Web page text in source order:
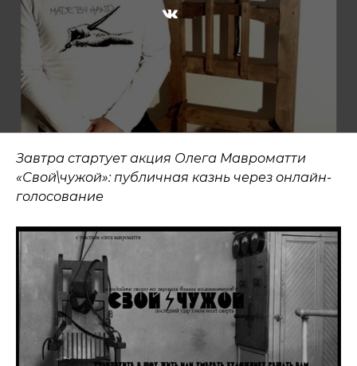
Завтра стартует акция Олега Мавроматти
«Свой\чужой»: публичная казнь через онлайн-
голосование